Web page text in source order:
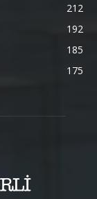
212
192
185
175